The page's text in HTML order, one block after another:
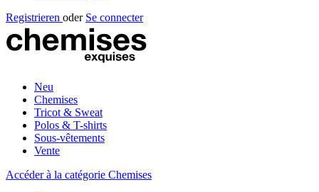
Registrieren oder Se connecter
Neu
Chemises
Tricot & Sweat
Polos & T-shirts
Sous-vêtements
Vente
Accéder à la catégorie Chemises